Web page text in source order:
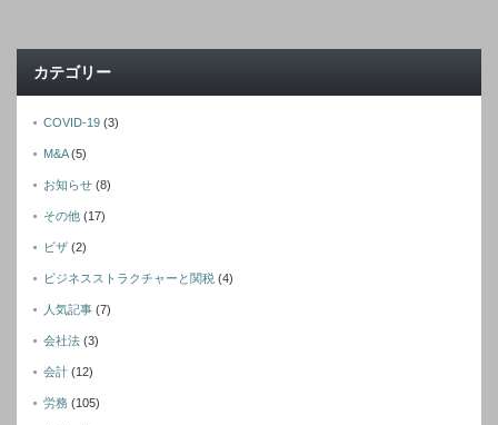
カテゴリー
COVID-19 (3)
M&A(5)
お知らせ (8)
その他 (17)
ビザ (2)
ビジネスストラクチャーと関税 (4)
人気記事 (7)
会社法 (3)
会計 (12)
労務 (105)